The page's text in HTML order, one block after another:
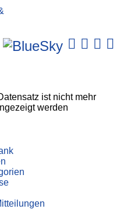
ist nicht mehr
werden